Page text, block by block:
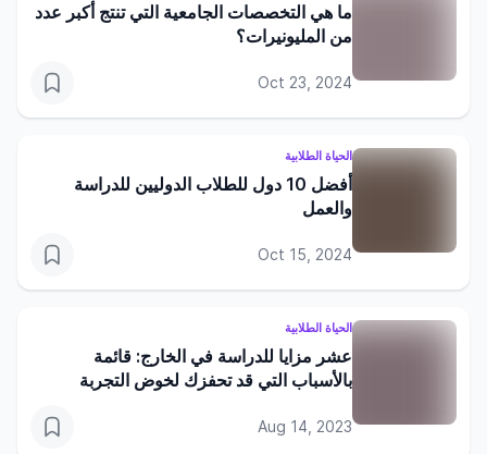
ما هي التخصصات الجامعية التي تنتج أكبر عدد
من المليونيرات؟
Oct 23, 2024
الحياة الطلابية
أفضل 10 دول للطلاب الدوليين للدراسة
والعمل
Oct 15, 2024
الحياة الطلابية
عشر مزايا للدراسة في الخارج: قائمة
بالأسباب التي قد تحفزك لخوض التجربة
Aug 14, 2023